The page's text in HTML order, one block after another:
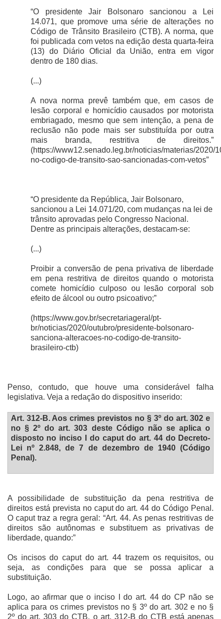
“O presidente Jair Bolsonaro sancionou a Lei
14.071, que promove uma série de alterações no
Código de Trânsito Brasileiro (CTB). A norma, que
foi publicada com vetos na edição desta quarta-feira
(13) do Diário Oficial da União, entra em vigor
dentro de 180 dias.
(...)
A nova norma prevê também que, em casos de
lesão corporal e homicídio causados por motorista
embriagado, mesmo que sem intenção, a pena de
reclusão não pode mais ser substituída por outra
mais branda, restritiva de direitos.”
(https://www12.senado.leg.br/noticias/materias/2020/
no-codigo-de-transito-sao-sancionadas-com-vetos”
“O presidente da República, Jair Bolsonaro,
sancionou a Lei 14.071/20, com mudanças na lei de
trânsito aprovadas pelo Congresso Nacional.
Dentre as principais alterações, destacam-se:
(...)
Proibir a conversão de pena privativa de liberdade
em pena restritiva de direitos quando o motorista
comete homicídio culposo ou lesão corporal sob
efeito de álcool ou outro psicoativo;”
(https://www.gov.br/secretariageral/pt-
br/noticias/2020/outubro/presidente-bolsonaro-
sanciona-alteracoes-no-codigo-de-transito-
brasileiro-ctb)
Penso, contudo, que houve uma considerável falha
legislativa. Veja a redação do dispositivo inserido:
Art. 312-B. Aos crimes previstos no § 3º do art. 302 e
no § 2º do art. 303 deste Código não se aplica o
disposto no inciso I do caput do art. 44 do Decreto-
Lei nº 2.848, de 7 de dezembro de 1940 (Código
Penal).
A possibilidade de substituição da pena restritiva de
direitos está prevista no caput do art. 44 do Código Penal.
O caput traz a regra geral: “Art. 44. As penas restritivas de
direitos são autônomas e substituem as privativas de
liberdade, quando:”
Os incisos do caput do art. 44 trazem os requisitos, ou
seja, as condições para que se possa aplicar a
substituição.
Logo, ao afirmar que o inciso I do art. 44 do CP não se
aplica para os crimes previstos no § 3º do art. 302 e no §
2º do art. 303 do CTB, o art. 312-B do CTB está apenas